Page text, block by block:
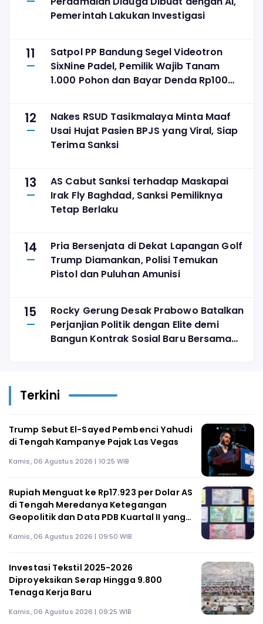
Pemerintah Lakukan Investigasi
11
Satpol PP Bandung Segel Videotron
SixNine Padel, Pemilik Wajib Tanam
1.000 Pohon dan Bayar Denda Rp100
12
Nakes RSUD Tasikmalaya Minta Maaf
Usai Hujat Pasien BPJS yang Viral, Siap
Terima Sanksi
13
AS Cabut Sanksi terhadap Maskapai
Irak Fly Baghdad, Sanksi Pemiliknya
Tetap Berlaku
14
Pria Bersenjata di Dekat Lapangan Golf
Trump Diamankan, Polisi Temukan
Pistol dan Puluhan Amunisi
15
Rocky Gerung Desak Prabowo Batalkan
Perjanjian Politik dengan Elite demi
Bangun Kontrak Sosial Baru Bersama
Terkini
Trump Sebut El-Sayed Pembenci Yahudi
di Tengah Kampanye Pajak Las Vegas
Kamis, 06 Agustus 2026 | 10:25 WIB
Rupiah Menguat ke Rp17.923 per Dolar AS
di Tengah Meredanya Ketegangan
Geopolitik dan Data PDB Kuartal II yang
Kamis, 06 Agustus 2026 | 09:50 WIB
Investasi Tekstil 2025-2026
Diproyeksikan Serap Hingga 9.800
Tenaga Kerja Baru
Kamis, 06 Agustus 2026 | 09:25 WIB